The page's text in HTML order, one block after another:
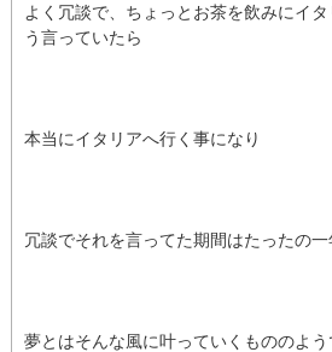
よく冗談で、ちょっとお茶を飲みにイ
う言っていたら
本当にイタリアへ行く事になり
冗談でそれを言ってた期間はたったの一
夢とはそんな風に叶っていくもののよう